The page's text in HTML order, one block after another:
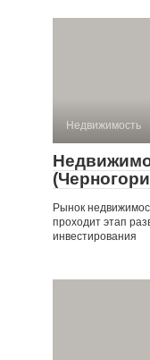
Недвижимость
Рынок
проходит этап
инвестирования